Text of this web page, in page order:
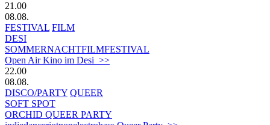
21.00
08.08.
FESTIVAL FILM
DESI
SOMMERNACHTFILMFESTIVAL
Open Air Kino im Desi >>
22.00
08.08.
DISCO/PARTY QUEER
SOFT SPOT
ORCHID QUEER PARTY